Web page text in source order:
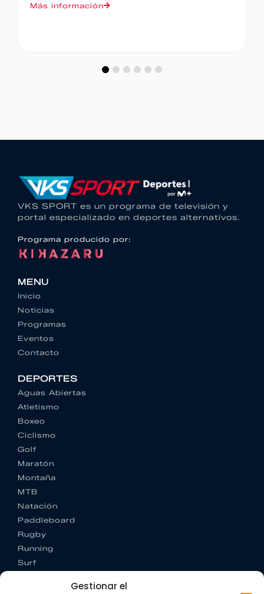
Gestionar el
Más información
VKS SPORT es un programa de televisión y
portal especializado en deportes alternativos.
Programa producido por:
MENU
Inicio
Noticias
Programas
Eventos
Contacto
DEPORTES
Aguas Abiertas
Atletismo
Boxeo
Ciclismo
Golf
Maratón
Montaña
MTB
Natación
Paddleboard
Rugby
Running
Surf